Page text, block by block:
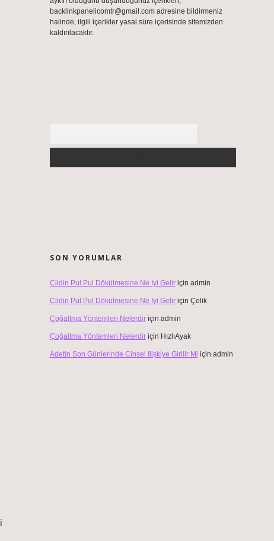
backlinkpanelicomtr@gmail.comadresine bildirmeniz
halinde, ilgili içerikler yasal süre içerisinde sitemizden
kaldırılacaktır.
SON YORUMLAR
Cildin Pul Pul Dökülmesine Ne Iyi Geliriçin admin
Cildin Pul Pul Dökülmesine Ne Iyi Geliriçin Çelik
Çoğaltma Yöntemleri Nelerdiriçin admin
Çoğaltma Yöntemleri Nelerdiriçin HızlıAyak
Adetin Son Günlerinde Cinsel Ilişkiye Girilir Mi için admin